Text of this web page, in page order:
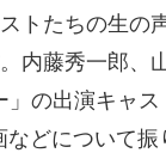
トたちの生の
内藤秀一郎、
の出演キャ
どについて振